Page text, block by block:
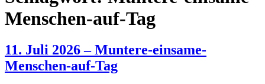
Menschen-auf-Tag
11. Juli 2026 – Muntere-einsame-
Menschen-auf-Tag